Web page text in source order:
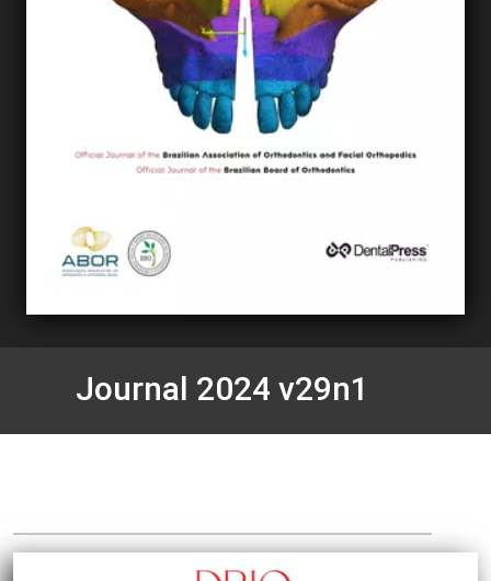
Journal 2024 v29n1